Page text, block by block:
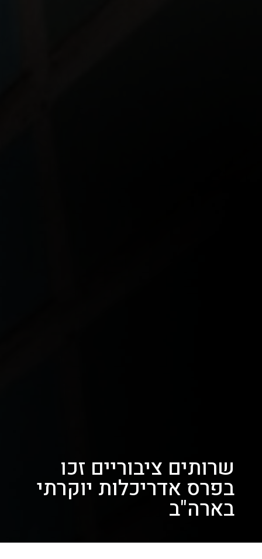
שרותים ציבוריים זכו
בפרס אדריכלות יוקרתי
בארה"ב